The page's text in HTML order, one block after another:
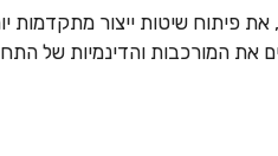
פיתוח שיטות ייצור מתקדמות
את המורכבות והדינמיות של